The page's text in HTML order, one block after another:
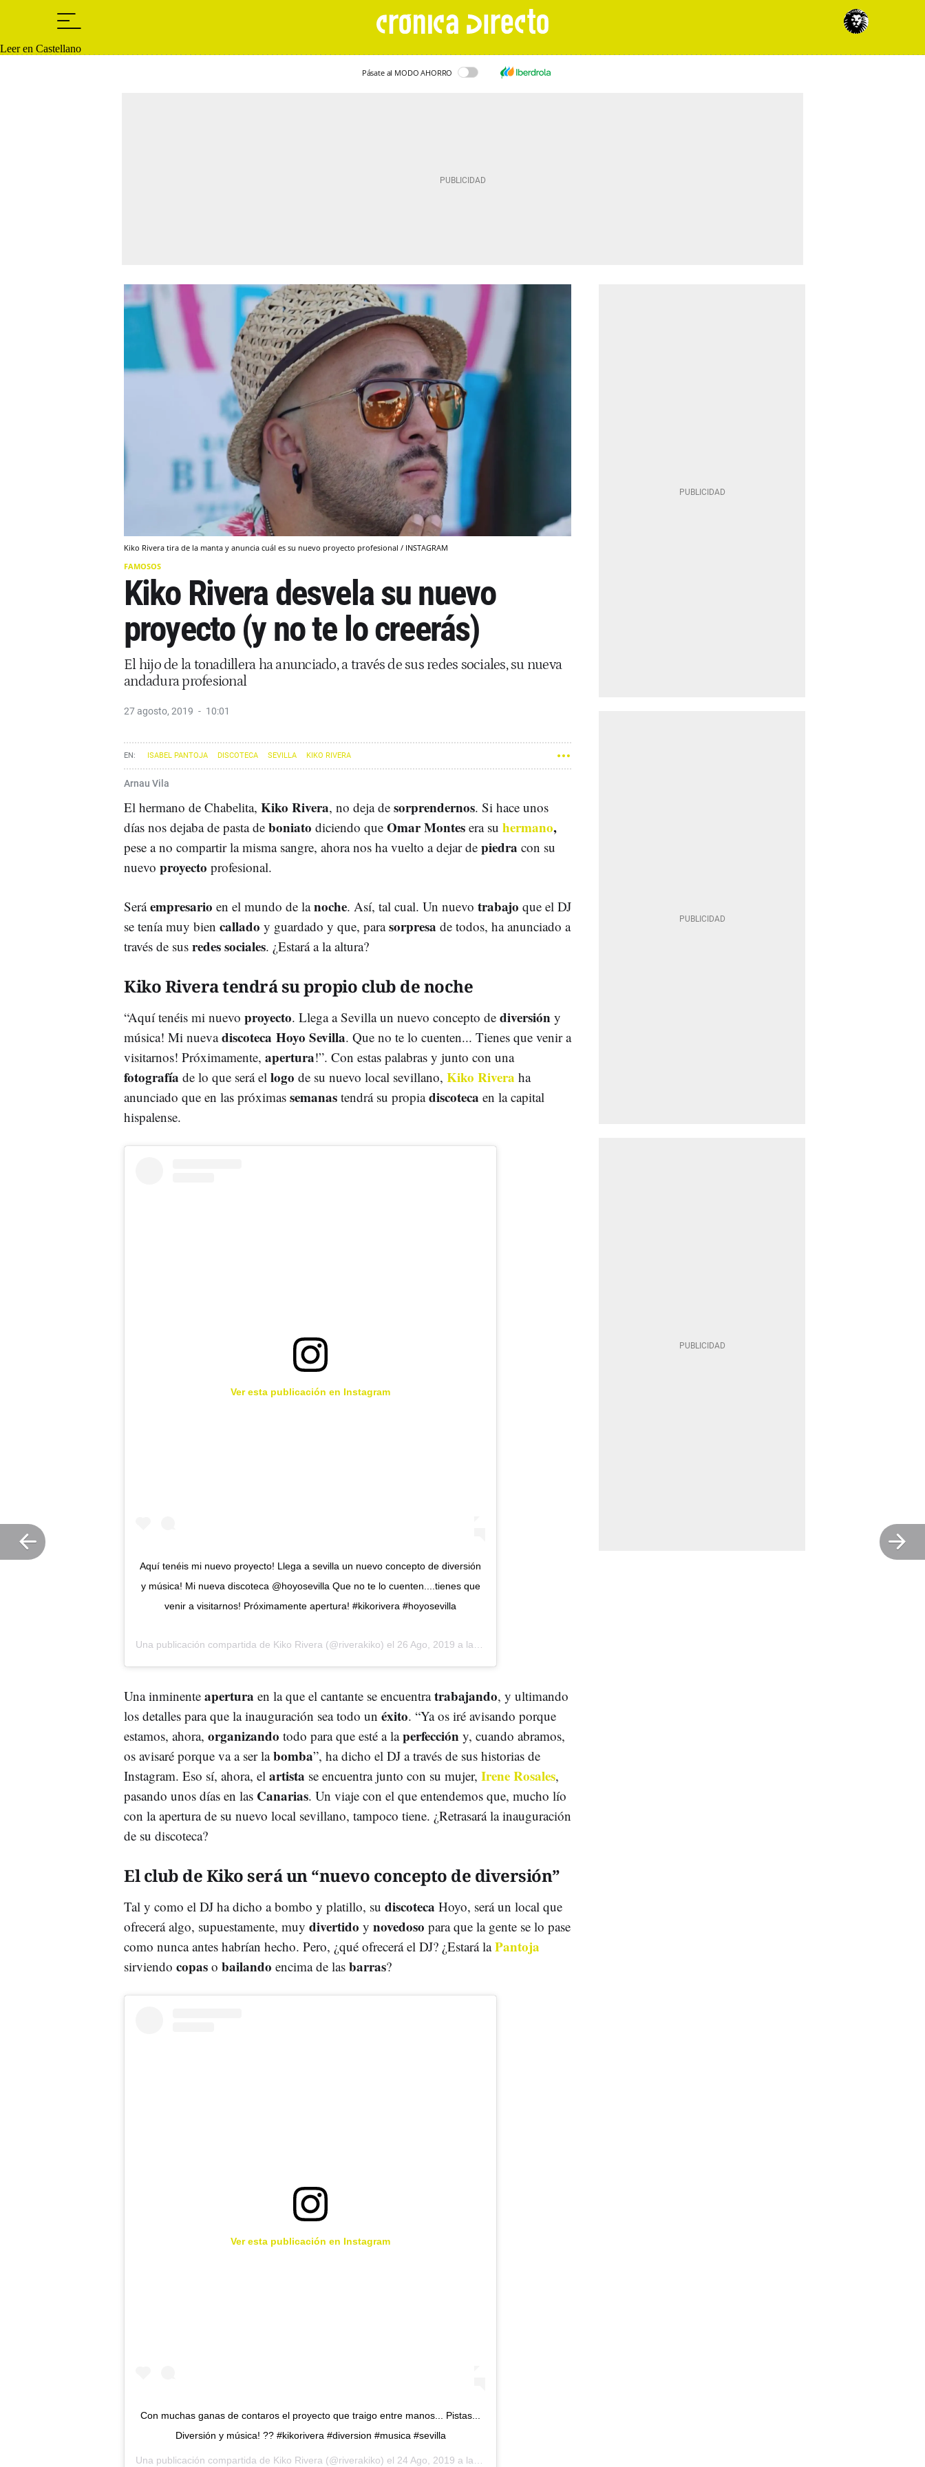
Leer en Castellano
Pásate al MODO AHORRO
Kiko Rivera tira de la manta y anuncia cuál es su nuevo proyecto profesional / INSTAGRAM
FAMOSOS
Kiko Rivera desvela su nuevo
proyecto (y no te lo creerás)
El hijo de la tonadillera ha anunciado, a través de sus redes sociales, su nueva
andadura profesional
27 agosto, 2019 10:01
ISABEL PANTOJA DISCOTECA SEVILLA KIKO RIVERA
Arnau Vila
El hermano de Chabelita, Kiko Rivera, no deja de sorprendernos. Si hace unos
días nos dejaba de pasta de boniato diciendo que Omar Montes era su hermano,
pese a no compartir la misma sangre, ahora nos ha vuelto a dejar de piedra con su
nuevo proyecto profesional.
Seráempresario en el mundo de lanoche. Así, tal cual. Un nuevo trabajo que el DJ
se tenía muy bien callado y guardado y que, parasorpresa de todos, ha anunciado a
través de sus redes sociales. ¿Estará a la altura?
Kiko Rivera tendrá su propio club de noche
“Aquí tenéis mi nuevo proyecto. Llega a Sevilla un nuevo concepto de diversión y
música! Mi nuevadiscoteca Hoyo Sevilla. Que no te lo cuenten... Tienes que venir a
visitarnos! Próximamente, apertura!”. Con estas palabras y junto con una
fotografía de lo que será el logo de su nuevo local sevillano, Kiko Rivera ha
anunciado que en las próximas semanas tendrá su propiadiscoteca en la capital
hispalense.
Ver esta publicación en Instagram
Aquí tenéis mi nuevo proyecto! Llega a sevilla un nuevo concepto de diversión
y música! Mi nueva discoteca @hoyosevilla Que no te lo cuenten....tienes que
venir a visitarnos! Próximamente apertura! #kikorivera #hoyosevilla
Una publicación compartida de Kiko Rivera (@riverakiko) el 26 Ago, 2019 a las 4:17 PDT
Una inminente apertura en la que el cantante se encuentratrabajando, y ultimando
los detalles para que la inauguración sea todo un éxito. “Ya os iré avisando porque
estamos, ahora, organizando todo para que esté a laperfección y, cuando abramos,
os avisaré porque va a ser labomba”, ha dicho el DJ a través de sus historias de
Instagram. Eso sí, ahora, el artista se encuentra junto con su mujer, Irene Rosales,
pasando unos días en las Canarias. Un viaje con el que entendemos que, mucho lío
con la apertura de su nuevo local sevillano, tampoco tiene. ¿Retrasará la inauguración
de su discoteca?
El club de Kiko será un “nuevo concepto de diversión”
Tal y como el DJ ha dicho a bombo y platillo, su discoteca Hoyo, será un local que
ofrecerá algo, supuestamente, muy divertido y novedoso para que la gente se lo pase
como nunca antes habrían hecho. Pero, ¿qué ofrecerá el DJ? ¿Estará laPantoja
sirviendo copas o bailando encima de las barras?
Ver esta publicación en Instagram
Con muchas ganas de contaros el proyecto que traigo entre manos... Pistas...
Diversión y música! ?? #kikorivera #diversion #musica #sevilla
Una publicación compartida de Kiko Rivera (@riverakiko) el 24 Ago, 2019 a las 11:30 PDT